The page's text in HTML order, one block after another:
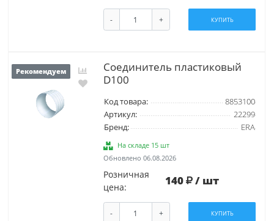
- + КУПИТЬ
Рекомендуем
Соединитель пластиковый
D100
Код товара:
8853100
Артикул:
22299
Бренд:
ERA
На складе 15 шт
Обновлено 06.08.2026
Розничная
цена:
140 / шт
- + КУПИТЬ